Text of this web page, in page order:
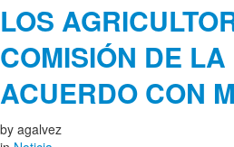
LOS
COMISIÓN DE
ACUERDO CON
by agalvez